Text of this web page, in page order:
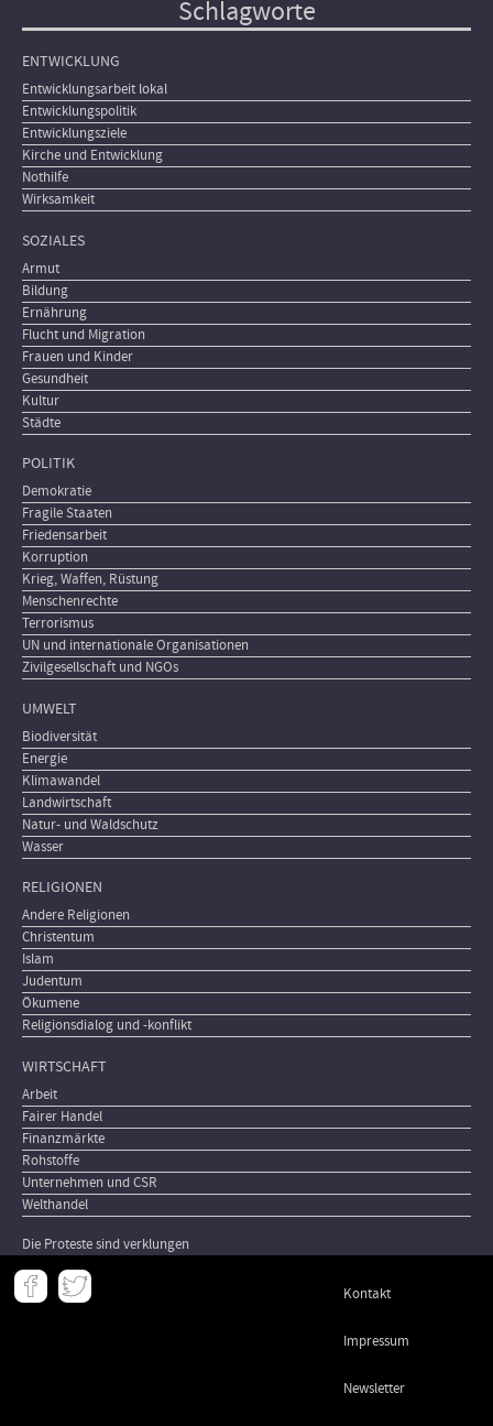
Schlagworte
ENTWICKLUNG
Entwicklungsarbeit lokal
Entwicklungspolitik
Entwicklungsziele
Kirche und Entwicklung
Nothilfe
Wirksamkeit
SOZIALES
Armut
Bildung
Ernährung
Flucht und Migration
Frauen und Kinder
Gesundheit
Kultur
Städte
POLITIK
Demokratie
Fragile Staaten
Friedensarbeit
Korruption
Krieg, Waffen, Rüstung
Menschenrechte
Terrorismus
UN und internationale Organisationen
Zivilgesellschaft und NGOs
UMWELT
Biodiversität
Energie
Klimawandel
Landwirtschaft
Natur- und Waldschutz
Wasser
RELIGIONEN
Andere Religionen
Christentum
Islam
Judentum
Ökumene
Religionsdialog und -konflikt
WIRTSCHAFT
Arbeit
Fairer Handel
Finanzmärkte
Rohstoffe
Unternehmen und CSR
Welthandel
Die Proteste sind verklungen
Meta
- Kontakt
Impressum
Newsletter